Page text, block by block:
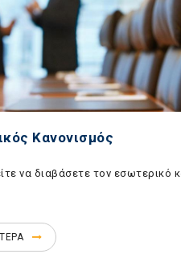
Κανονισμός
να διαβάσετε τον εσωτερικό